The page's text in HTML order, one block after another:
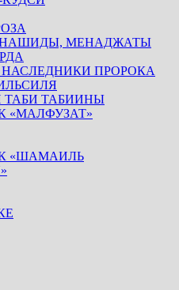
МЕНАДЖАТЫ
ПРОРОКА
ТАБИ ТАБИИНЫ
«МАЛФУЗАТ»
«ШАМАИЛЬ